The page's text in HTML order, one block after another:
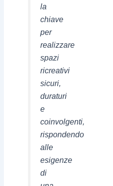
la
chiave
per
realizzare
spazi
ricreativi
sicuri,
duraturi
e
coinvolgenti,
rispondendo
alle
esigenze
di